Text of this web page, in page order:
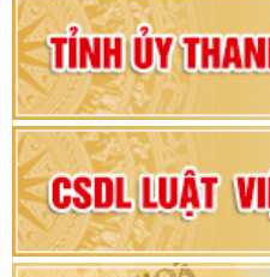
Đảng bộ tỉnh
2025 - 2030
Đại hội đại biểu
nhiệm kỳ 2025 –
Đại hội Đảng bộ
nhiệm kỳ 2025 -
Khai mạc Kỳ